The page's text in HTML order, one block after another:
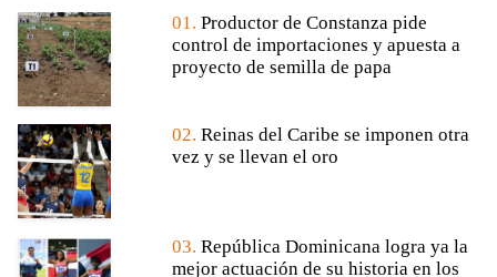
01. Productor de Constanza pide
control de importaciones y apuesta a
proyecto de semilla de papa
02. Reinas del Caribe se imponen otra
vez y se llevan el oro
03. República Dominicana logra ya la
mejor actuación de su historia en los